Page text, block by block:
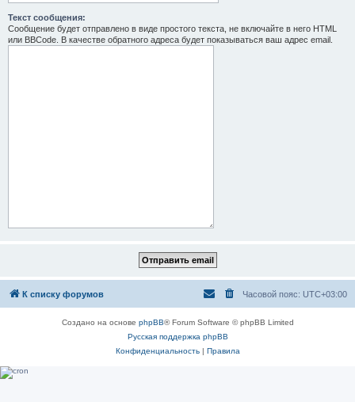
Текст сообщения:
Сообщение будет отправлено в виде простого текста, не включайте в него HTML
или BBCode. В качестве обратного адреса будет показываться ваш адрес email.
К списку форумов Часовой пояс: UTC+03:00
Создано на основе phpBB® Forum Software © phpBB Limited
Русская поддержка phpBB
Конфиденциальность| Правила